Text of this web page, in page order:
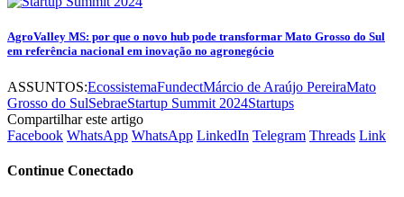
AgroValley MS: por que o novo hub pode transformar Mato Grosso do Sul
em referência nacional em inovação no agronegócio
ASSUNTOS:EcossistemaFundectMárcio de Araújo PereiraMato
Grosso do SulSebraeStartup Summit 2024Startups
Compartilhar este artigo
Facebook WhatsApp WhatsApp LinkedIn Telegram Threads Link
Continue Conectado